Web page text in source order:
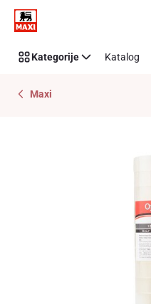
Preskoči link
Kategorije Katalog
Maxi